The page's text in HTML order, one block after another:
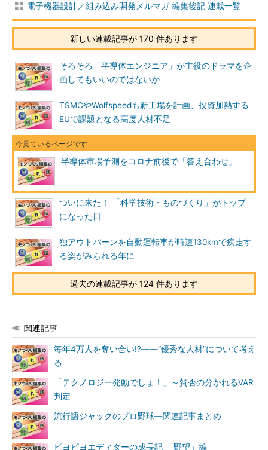
電子機器設計／組み込み開発メルマガ 編集後記 連載一覧
新しい連載記事が 170 件あります
そろそろ「半導体エンジニア」が主役のドラマを企
画してもいいのではないか
TSMCやWolfspeedも新工場を計画、投資加熱する
EUで課題となる高度人材不足
半導体市場予測をコロナ前後で「答え合わせ」
ついに来た！ 「科学技術・ものづくり」がトップ
になった日
独アウトバーンを自動運転車が時速130kmで疾走す
る姿がみられる年に
過去の連載記事が 124 件あります
関連記事
毎年4万人を奪い合い!?――“優秀な人材”について考え
る
「テクノロジー発動でしょ！」～賛否の分かれるVAR
判定
流行語ジャックのプロ野球―関連記事まとめ
ピヨピヨエディターの成長記 「野望」編